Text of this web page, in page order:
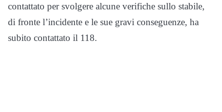
contattato per svolgere alcune verifiche sullo stabile,
di fronte l’incidente e le sue gravi conseguenze, ha
subito contattato il 118.